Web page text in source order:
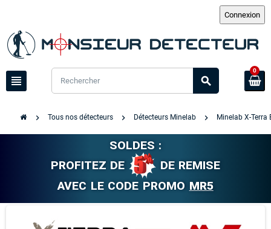
view_headline search
0
chevron_right Tous nos détecteurs chevron_right Détecteurs Minelab chevron_right Minelab X-
SOLDES :
PROFITEZ DE
DE REMISE
AVEC LE CODE PROMO MR5